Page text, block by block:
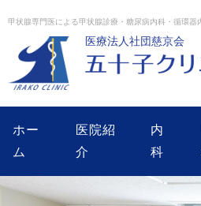
to甲状腺専門医による甲状腺診療・糖尿病内科・循環
医療法人社団慈京会
ホー
ム
医院紹
介
内
科